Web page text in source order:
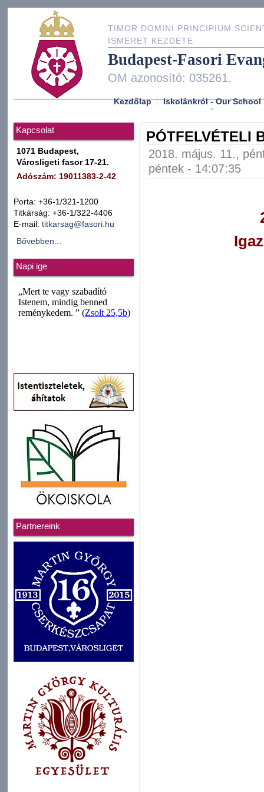
TIMOR DOMINI PRINCIPIUM
ISMERET KEZDETE
Budapest-Fasori
OM azonosító: 035261.
Kezdőlap Iskolánkról - Our School
Kapcsolat
1071 Budapest,
Városligeti fasor 17-21.
Adószám: 19011383-2-42
Porta: +36-1/321-1200
Titkárság: +36-1/322-4406
E-mail: titkarsag@fasori.hu
Bővebben...
Napi ige
Partnereink
PÓTFELVÉTELI
2018. május. 11.,
péntek - 14:07:35